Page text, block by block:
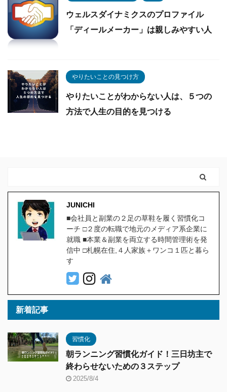
ウェルスダイナミクスのプロファイル
「ディールメーカー」は親しみやすい人
やりたいことの見つけ方
やりたいことがわからない人は、５つの
方法で人生の目的を見つける
JUNICHI
■会社員と副業の２足の草鞋を履く習慣化コ
ーチ □２度の転職で地元のメディア系企業に
就職 ■本業＆副業を両立する時間管理術を発
信中 □札幌在住,４人家族＋ワンコ１匹と暮ら
す
新着記事
習慣化
朝ランニング習慣化ガイド！三日坊主で
終わらせないための３ステップ
2025/8/4